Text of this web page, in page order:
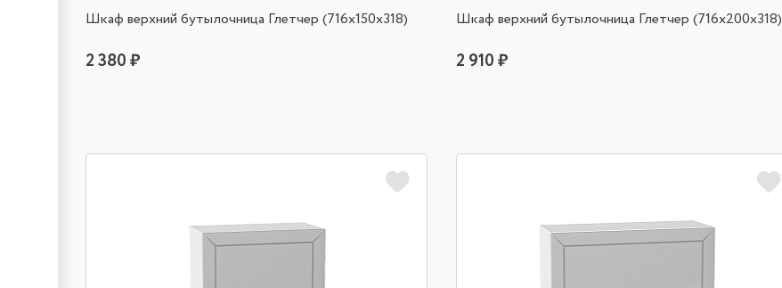
Шкаф верхний бутылочница Глетчер (716х150х318)
2 380 ₽
Шкаф верхний бутылочница Глетчер (716х200х318)
2 910 ₽